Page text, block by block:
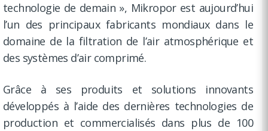
technologie de demain », Mikropor est aujourd’hui
l’un des principaux fabricants mondiaux dans le
domaine de la filtration de l’air atmosphérique et
des systèmes d’air comprimé.
Grâce à ses produits et solutions innovants
développés à l’aide des dernières technologies de
production et commercialisés dans plus de 100